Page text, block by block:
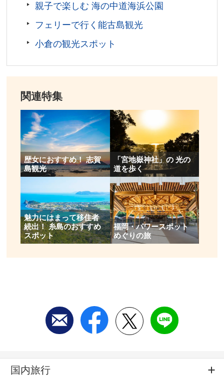
定休日／営業期間中無休(但し、海上不良時欠航)
アクセス／JR筑前前原駅より昭和バス(芥屋線)で約30
車道 前原ICより芥屋方面へ車で約20分。
お問い合わせ／092-328－2012(9:00～16:30)
親子で楽しむ 海の中道海浜公園
フェリーで行く能古島観光
小倉の観光スポット
関連特集
歴女におすすめ！ 志賀
島観光
「宮地嶽神社」の 光の
道を歩く
魅力にはまって移住者
続出！ 糸島のおすすめ
スポット
福岡・パワースポット
めぐりの旅
国内旅行